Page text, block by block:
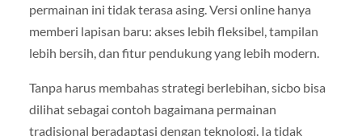
permainan ini tidak terasa asing. Versi online hanya
memberi lapisan baru: akses lebih fleksibel, tampilan
lebih bersih, dan fitur pendukung yang lebih modern.
Tanpa harus membahas strategi berlebihan, sicbo bisa
dilihat sebagai contoh bagaimana permainan
tradisional beradaptasi dengan teknologi. Ia tidak